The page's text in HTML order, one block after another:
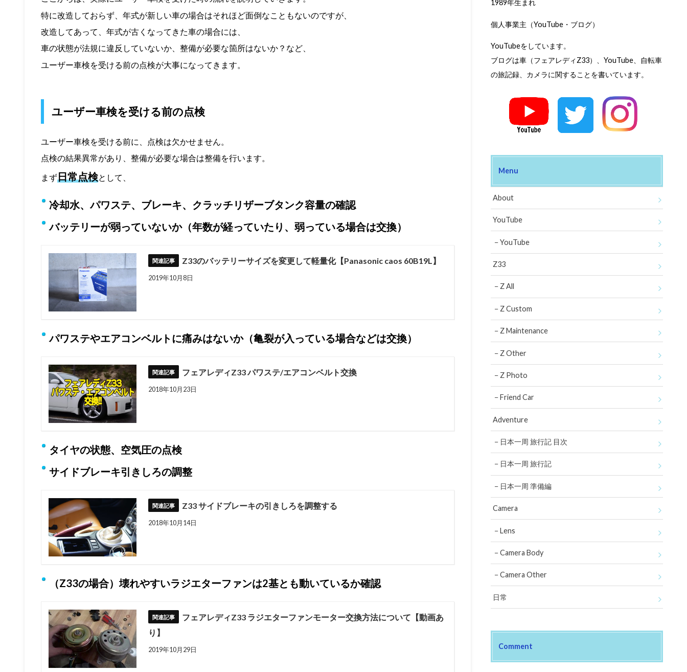
特に改造しておらず、年式が新しい車の場合はそれほど面倒なこともないのですが、
改造してあって、年式が古くなってきた車の場合には、
車の状態が法規に違反していないか、整備が必要な箇所はないか？など、
ユーザー車検を受ける前の点検が大事になってきます。
ユーザー車検を受ける前の点検
ユーザー車検を受ける前に、点検は欠かせません。
点検の結果異常があり、整備が必要な場合は整備を行います。
まず日常点検として、
冷却水、パワステ、ブレーキ、クラッチリザーブタンク容量の確認
バッテリーが弱っていないか（年数が経っていたり、弱っている場合は交換）
Z33のバッテリーサイズを変更して軽量化【Panasonic caos 60B19L】
2019年10月8日
パワステやエアコンベルトに痛みはないか（亀裂が入っている場合などは交換）
フェアレディZ33 パワステ/エアコンベルト交換
2018年10月23日
タイヤの状態、空気圧の点検
サイドブレーキ引きしろの調整
Z33 サイドブレーキの引きしろを調整する
2018年10月14日
（Z33の場合）壊れやすいラジエターファンは2基とも動いているか確認
フェアレディZ33 ラジエターファンモーター交換方法について【動画あ
り】
2019年10月29日
1989年生まれ
個人事業主（YouTube・ブログ）
YouTubeをしています。
ブログは車（フェアレディZ33）、YouTube、自転車
の旅記録、カメラに関することを書いています。
Menu
About
YouTube
YouTube
Z33
Z All
Z Custom
Z Maintenance
Z Other
Z Photo
Friend Car
Adventure
日本一周 旅行記 目次
日本一周 旅行記
日本一周 準備編
Camera
Lens
Camera Body
Camera Other
日常
Comment